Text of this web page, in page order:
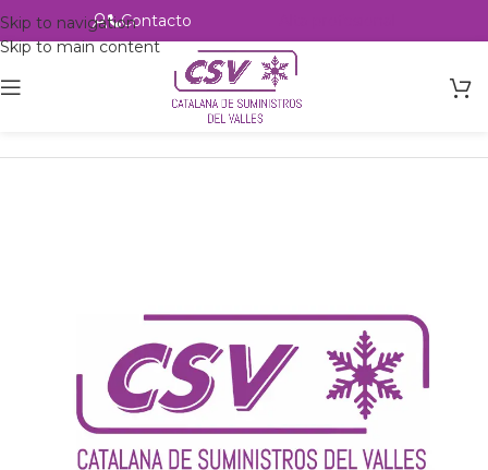
Skip to navigation
Skip to main content
Contacto
csvalles